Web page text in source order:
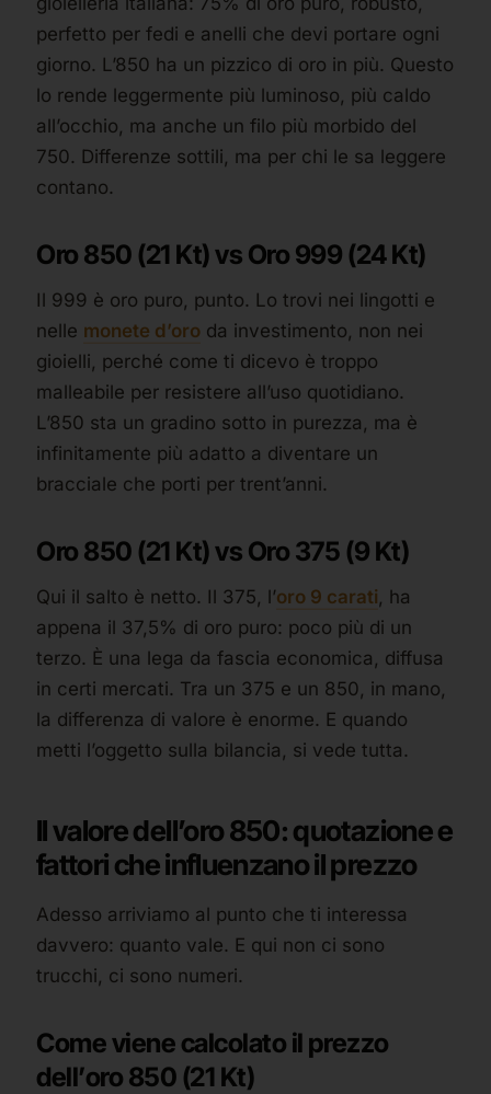
perfetto per fedi e anelli che devi portare ogni
giorno. L’850 ha un pizzico di oro in più. Questo
lo rende leggermente più luminoso, più caldo
all’occhio, ma anche un filo più morbido del
750. Differenze sottili, ma per chi le sa leggere
contano.
Oro 850 (21 Kt) vs Oro 999 (24 Kt)
Il 999 è oro puro, punto. Lo trovi nei lingotti e
nelle monete d’oro da investimento, non nei
gioielli, perché come ti dicevo è troppo
malleabile per resistere all’uso quotidiano.
L’850 sta un gradino sotto in purezza, ma è
infinitamente più adatto a diventare un
bracciale che porti per trent’anni.
Oro 850 (21 Kt) vs Oro 375 (9 Kt)
Qui il salto è netto. Il 375, l’oro 9 carati, ha
appena il 37,5% di oro puro: poco più di un
terzo. È una lega da fascia economica, diffusa
in certi mercati. Tra un 375 e un 850, in mano,
la differenza di valore è enorme. E quando
metti l’oggetto sulla bilancia, si vede tutta.
Il valore dell’oro 850: quotazione e
fattori che influenzano il prezzo
Adesso arriviamo al punto che ti interessa
davvero: quanto vale. E qui non ci sono
trucchi, ci sono numeri.
Come viene calcolato il prezzo
dell’oro 850 (21 Kt)